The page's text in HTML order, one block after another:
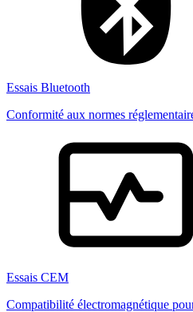
Essais Bluetooth
Conformité aux normes
Essais CEM
Compatibilité électromagnétique